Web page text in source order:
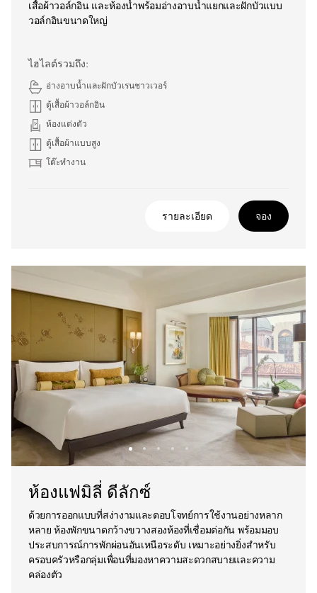
เสื้อผ้าวอล์กอิน และห้องน้ำพร้อมอ่างอาบน้ำแยกและฝักบัวแบบ
วอล์กอินขนาดใหญ่
ไฮไลต์รวมถึง:
อ่างอาบน้ำและฝักบัวเรนชาวเวอร์
ตู้เสื้อผ้าวอล์กอิน
ห้องแต่งตัว
ตู้เสื้อผ้าแบบสูง
โต๊ะทำงาน
รายละเอียด จอง
ห้องแฟมิลี่ ดีลักซ์
ด้วยการออกแบบที่สง่างามและตอบโจทย์การใช้งานอย่างหลาก
หลาย ห้องพักขนาดกว้างขวางสองห้องที่เชื่อมต่อกัน พร้อมมอบ
ประสบการณ์การพักผ่อนอันเหนือระดับ เหมาะอย่างยิ่งสำหรับ
ครอบครัวหรือกลุ่มเพื่อนที่มองหาความสะดวกสบายและความ
คล่องตัว